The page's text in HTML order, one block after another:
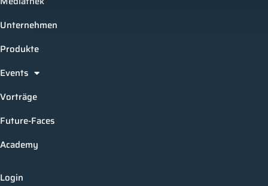
Unternehmen
Produkte
Events
Vorträge
Future-Faces
Academy
Login